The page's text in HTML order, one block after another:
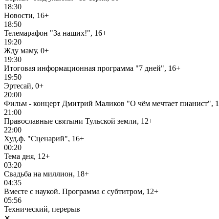
18:30
Новости, 16+
18:50
Телемарафон "За наших!", 16+
19:20
Жду маму, 0+
19:30
Итоговая информационная программа "7 дней", 16+
19:50
Эртесай, 0+
20:00
Фильм - концерт Дмитрий Маликов "О чём мечтает пианист",
21:00
Православные святыни Тульской земли, 12+
22:00
Худ.ф. "Сценарий", 16+
00:20
Тема дня, 12+
03:20
Свадьба на миллион, 18+
04:35
Вместе с наукой. Программа с субтитром, 12+
05:56
Технический, перерыв